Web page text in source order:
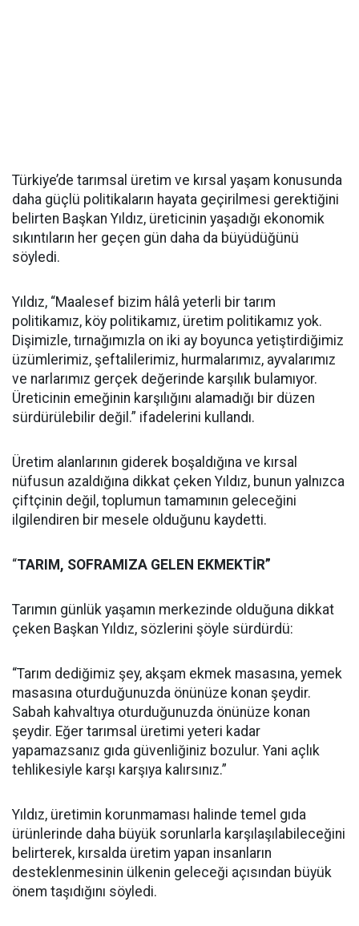
Türkiye’de tarımsal üretim ve kırsal yaşam konusunda
daha güçlü politikaların hayata geçirilmesi gerektiğini
belirten Başkan Yıldız, üreticinin yaşadığı ekonomik
sıkıntıların her geçen gün daha da büyüdüğünü
söyledi.
Yıldız, “Maalesef bizim hâlâ yeterli bir tarım
politikamız, köy politikamız, üretim politikamız yok.
Dişimizle, tırnağımızla on iki ay boyunca yetiştirdiğimiz
üzümlerimiz, şeftalilerimiz, hurmalarımız, ayvalarımız
ve narlarımız gerçek değerinde karşılık bulamıyor.
Üreticinin emeğinin karşılığını alamadığı bir düzen
sürdürülebilir değil.” ifadelerini kullandı.
Üretim alanlarının giderek boşaldığına ve kırsal
nüfusun azaldığına dikkat çeken Yıldız, bunun yalnızca
çiftçinin değil, toplumun tamamının geleceğini
ilgilendiren bir mesele olduğunu kaydetti.
“TARIM, SOFRAMIZA GELEN EKMEKTİR”
Tarımın günlük yaşamın merkezinde olduğuna dikkat
çeken Başkan Yıldız, sözlerini şöyle sürdürdü:
“Tarım dediğimiz şey, akşam ekmek masasına, yemek
masasına oturduğunuzda önünüze konan şeydir.
Sabah kahvaltıya oturduğunuzda önünüze konan
şeydir. Eğer tarımsal üretimi yeteri kadar
yapamazsanız gıda güvenliğiniz bozulur. Yani açlık
tehlikesiyle karşı karşıya kalırsınız.”
Yıldız, üretimin korunmaması halinde temel gıda
ürünlerinde daha büyük sorunlarla karşılaşılabileceğini
belirterek, kırsalda üretim yapan insanların
desteklenmesinin ülkenin geleceği açısından büyük
önem taşıdığını söyledi.